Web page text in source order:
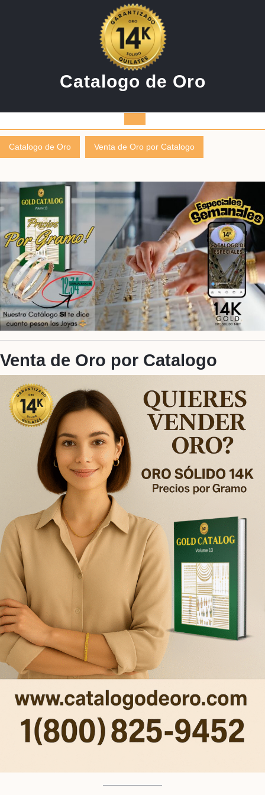
Catalogo de Oro
Botón
de
apertura
Catalogo de Oro Venta de Oro por Catalogo
Venta de Oro por Catalogo